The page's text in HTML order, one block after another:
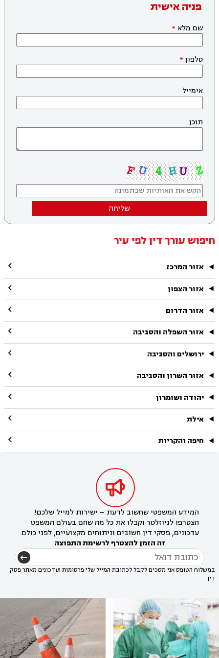
פניה אישית
שם מלא
טלפון
אימייל
תוכן
שליחה
חיפוש עורך דין לפי עיר
אזור המרכז 
אזור הצפון 
אזור הדרום 
אזור השפלה והסביבה 
ירושלים והסביבה 
אזור השרון והסביבה 
יהודה ושומרון 
אילת 
חיפה והקריות 

המידע המשפטי שחשוב לדעת – ישירות למייל שלכם!
הצטרפו לניוזלטר וקבלו את כל מה שחם בעולם המשפט
עדכונים, פסקי דין חשובים וניתוחים מקצועיים, לפני כולם.
זה הזמן להצטרף לרשימת התפוצה
במשלוח הטופס אני מסכים לקבל לכתובת המייל שלי פרסומות ועדכונים מאתר פסק
דין